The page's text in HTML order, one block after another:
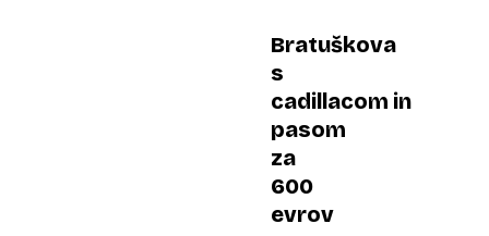
Bratuškova
s
cadillacom in
pasom
za
600
evrov